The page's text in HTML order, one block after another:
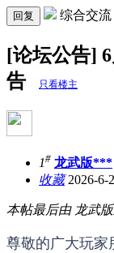
回复 综合交流
[论坛公告]
告
只看楼主
1# 龙武版***
收藏2026-6-
本帖最后由 龙武
尊敬的广大玩家